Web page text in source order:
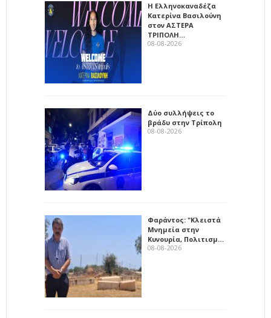
Η Ελληνοκαναδέζα
Κατερίνα Βασιλούνη
στον ΑΣΤΕΡΑ
ΤΡΙΠΟΛΗ…
08-08-2026
Δύο συλλήψεις το
βράδυ στην Τρίπολη
08-08-2026
Φαράντος: "Κλειστά
Μνημεία στην
Κυνουρία, Πολιτισμ…
08-08-2026